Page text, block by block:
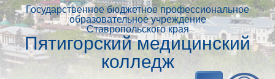
Государственное бюджетное профессиональное
образовательное учреждение
Ставропольского края
Пятигорский медицинский
колледж